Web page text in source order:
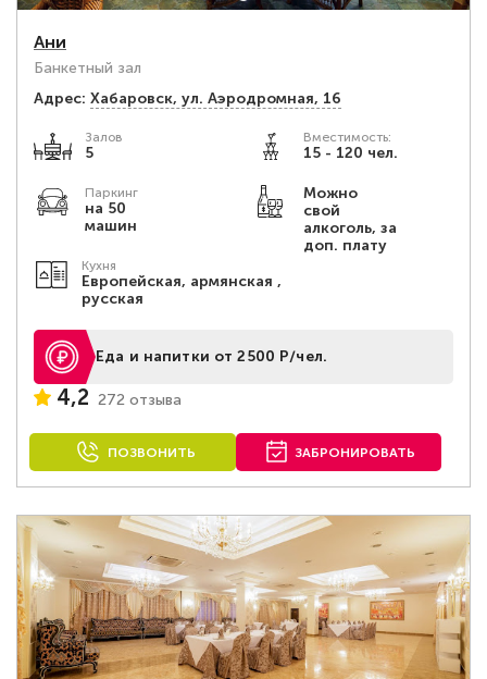
Ани
Банкетный зал
Адрес: Хабаровск, ул. Аэродромная, 16
Залов
5
Вместимость:
15 - 120 чел.
Паркинг
на 50
машин
Можно
свой
алкоголь, за
доп. плату
Кухня
Европейская, армянская ,
русская
Еда и напитки от 2500 Р/чел.
4,2 272 отзыва
ПОЗВОНИТЬ ЗАБРОНИРОВАТЬ